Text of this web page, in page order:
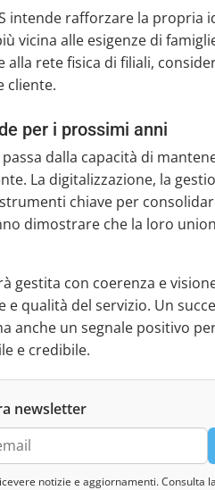
intende rafforzare la
vicina alle esigenze di
alla rete fisica di filiali,
cliente.
per i prossimi anni
dalla capacità di
La digitalizzazione, la
chiave per
dimostrare che la loro
gestita con coerenza e
e qualità del servizio. Un
anche un segnale positivo
e credibile.
newsletter
notizie e aggiornamenti. Consulta